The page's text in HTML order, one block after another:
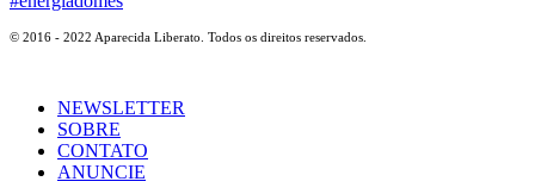
© 2016 - 2022 Aparecida Liberato. Todos os direitos reservados.
NEWSLETTER
SOBRE
CONTATO
ANUNCIE